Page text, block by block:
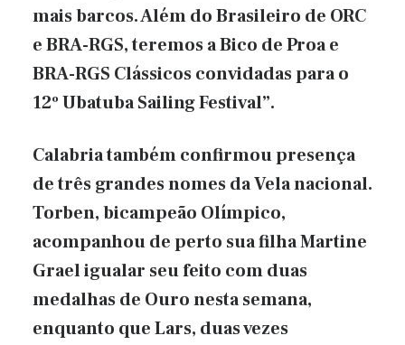
mais barcos. Além do Brasileiro de ORC
e BRA-RGS, teremos a Bico de Proa e
BRA-RGS Clássicos convidadas para o
12º Ubatuba Sailing Festival”.
Calabria também confirmou presença
de três grandes nomes da Vela nacional.
Torben, bicampeão Olímpico,
acompanhou de perto sua filha Martine
Grael igualar seu feito com duas
medalhas de Ouro nesta semana,
enquanto que Lars, duas vezes